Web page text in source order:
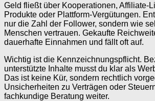
Geld fließt über Kooperationen, Affiliate-
Produkte oder Plattform-Vergütungen.
nur die Zahl der Follower, sondern wie
Menschen vertrauen. Gekaufte
dauerhafte Einnahmen und fällt oft auf.
Wichtig ist die Kennzeichnungspflicht.
unterstützte Inhalte musst du klar als
Das ist keine Kür, sondern rechtlich
Unsicherheiten zu Verträgen oder
fachkundige Beratung weiter.